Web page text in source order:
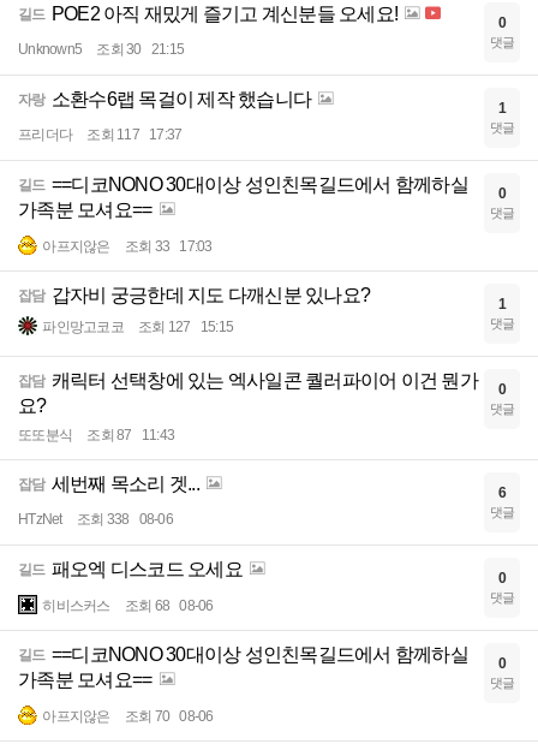
길드 POE2 아직 재밌게 즐기고 계신분들 오세요!
Unknown5 조회 30 21:15
0
댓글
자랑 소환수6랩 목걸이 제작 했습니다
프리더다 조회 117 17:37
1
댓글
길드 ==디코NONO 30대이상 성인친목길드에서 함께하실
가족분 모셔요==
아프지않은 조회 33 17:03
0
댓글
잡담 갑자비 궁긍한데 지도 다깨신분 있나요?
파인망고코코 조회 127 15:15
1
댓글
잡담 캐릭터 선택창에 있는 엑사일콘 퀄러파이어 이건 뭔가
요?
또또분식 조회 87 11:43
0
댓글
잡담 세번째 목소리 겟...
HTzNet 조회 338 08-06
6
댓글
길드 패오엑 디스코드 오세요
히비스커스 조회 68 08-06
0
댓글
길드 ==디코NONO 30대이상 성인친목길드에서 함께하실
가족분 모셔요==
아프지않은 조회 70 08-06
0
댓글